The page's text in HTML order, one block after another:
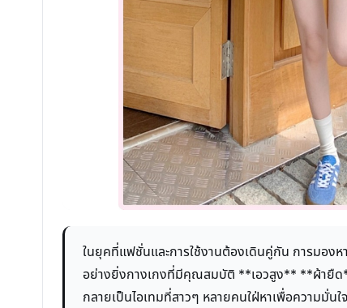
ในยุคที่แฟชั่นและการใช้งานต้องเดินคู่กัน การมอ
อย่างยิ่งกางเกงที่มีคุณสมบัติ **เอวสูง** **ผ้ายืด
กลายเป็นไอเทมที่สาวๆ หลายคนใฝ่หาเพื่อความมั่นใ